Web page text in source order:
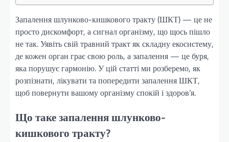
Запалення шлунково-кишкового тракту (ШКТ) — це не
просто дискомфорт, а сигнал організму, що щось пішло
не так. Уявіть свій травний тракт як складну екосистему,
де кожен орган грає свою роль, а запалення — це буря,
яка порушує гармонію. У цій статті ми розберемо, як
розпізнати, лікувати та попередити запалення ШКТ,
щоб повернути вашому організму спокій і здоров’я.
Що таке запалення шлунково-
кишкового тракту?